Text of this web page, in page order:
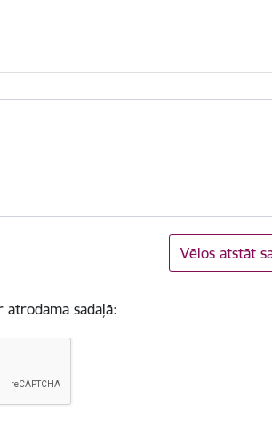
Vēlos atstāt
sadaļā: